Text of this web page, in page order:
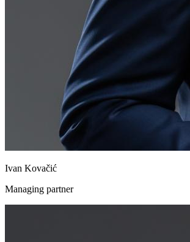
Ivan Kovačić
Managing partner